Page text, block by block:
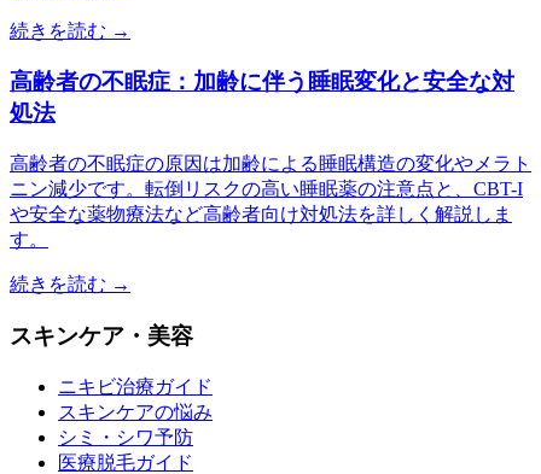
続きを読む →
高齢者の不眠症：加齢に伴う睡眠変化と安全な対
処法
高齢者の不眠症の原因は加齢による睡眠構造の変化やメラト
ニン減少です。転倒リスクの高い睡眠薬の注意点と、CBT-I
や安全な薬物療法など高齢者向け対処法を詳しく解説しま
す。
続きを読む →
スキンケア・美容
ニキビ治療ガイド
スキンケアの悩み
シミ・シワ予防
医療脱毛ガイド